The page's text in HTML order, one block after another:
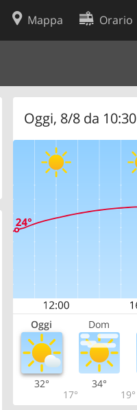
Mappa Orario
Oggi, 8/8 da 10:30
Oggi Dom
32°
17°
34°
19°